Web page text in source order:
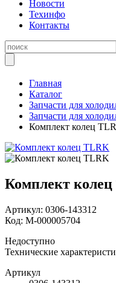
Новости
Техинфо
Контакты
Главная
Каталог
Запчасти для
Запчасти для
Комплект колец
Комплект
Артикул: 0306-143312
Код: М-000005704
Недоступно
Технические
Артикул